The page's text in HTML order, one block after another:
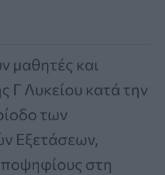
μαθητές και
Γ Λυκείου κατά την
των
Εξετάσεων,
στη